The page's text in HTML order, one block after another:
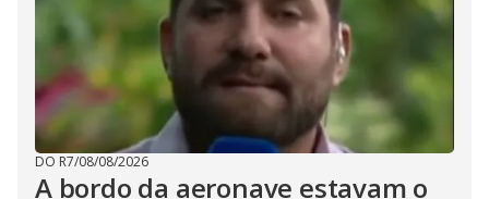
DO R7/08/08/2026
A bordo da aeronave estavam o